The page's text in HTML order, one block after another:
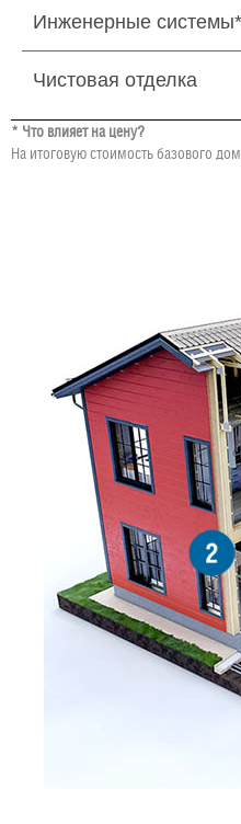
Инженерные системы*
Чистовая отделка
* Что влияет на цену?
На итоговую стоимость базового
2